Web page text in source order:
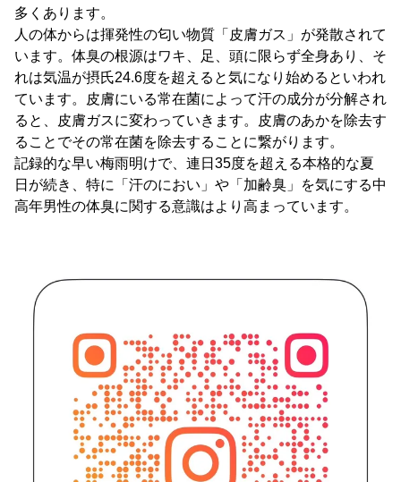
多くあります。
人の体からは揮発性の匂い物質「皮膚ガス」が発散されて
います。体臭の根源はワキ、足、頭に限らず全身あり、そ
れは気温が摂氏24.6度を超えると気になり始めるといわれ
ています。皮膚にいる常在菌によって汗の成分が分解され
ると、皮膚ガスに変わっていきます。皮膚のあかを除去す
ることでその常在菌を除去することに繋がります。
記録的な早い梅雨明けで、連日35度を超える本格的な夏
日が続き、特に「汗のにおい」や「加齢臭」を気にする中
高年男性の体臭に関する意識はより高まっています。